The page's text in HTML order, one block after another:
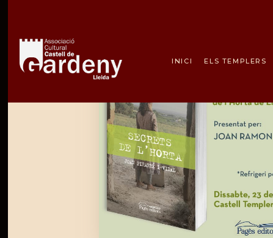
INICI ELS TEMPLERS